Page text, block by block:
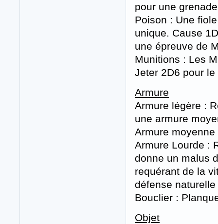
pour une
Poison : Une
unique. Cause
une épreuve de
Munitions : Les
Jeter 2D6 pour
Armure
Armure légère :
une armure
Armure
Armure Lourde :
donne un malus
requérant de la
défense
Bouclier :
Objet